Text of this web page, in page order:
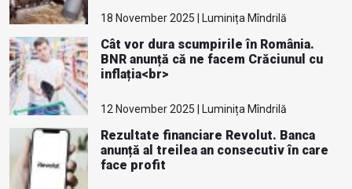
18 November 2025 | Luminița Mîndrilă
Cât vor dura scumpirile în România.
BNR anunță că ne facem Crăciunul cu
inflația<br>
12 November 2025 | Luminița Mîndrilă
Rezultate financiare Revolut. Banca
anunță al treilea an consecutiv în care
face profit